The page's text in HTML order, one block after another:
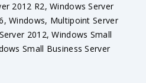
2012 R2, Windows Server
Windows, Multipoint Server
2012, Windows Small
Small Business Server